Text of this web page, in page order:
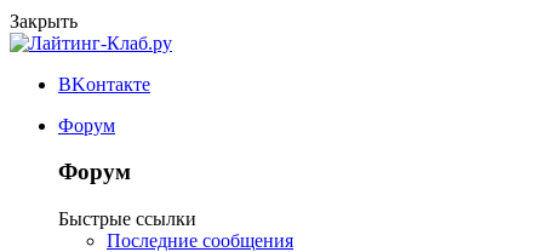
Закрыть
ВKонтакте
Форум
Форум
Быстрые ссылки
Последние сообщения